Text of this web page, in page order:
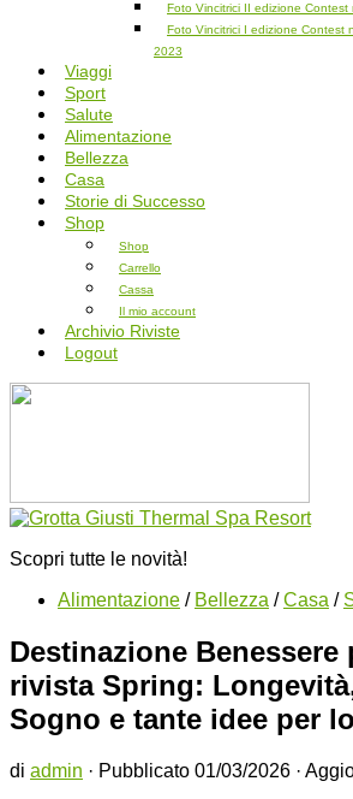
Foto Vincitrici II edizione Contest
Foto Vincitrici I edizione Contest
2023
Viaggi
Sport
Salute
Alimentazione
Bellezza
Casa
Storie di Successo
Shop
Shop
Carrello
Cassa
Il mio account
Archivio Riviste
Logout
Scopri tutte le novità!
Alimentazione / Bellezza / Casa /
Destinazione Benessere
rivista Spring:
Sogno e tante idee per
di admin · Pubblicato 01/03/2026 ·